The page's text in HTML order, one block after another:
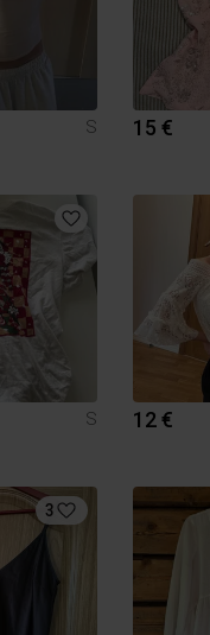
S
15 €
S 12 €
3